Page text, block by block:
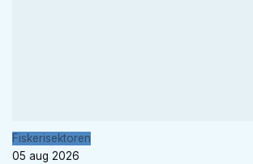
Fiskerisektoren
05 aug 2026